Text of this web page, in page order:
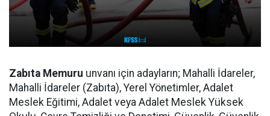
Zabıta Memuru unvanı için adayların; Mahalli İdareler,
Mahalli İdareler (Zabıta), Yerel Yönetimler, Adalet
Meslek Eğitimi, Adalet veya Adalet Meslek Yüksek